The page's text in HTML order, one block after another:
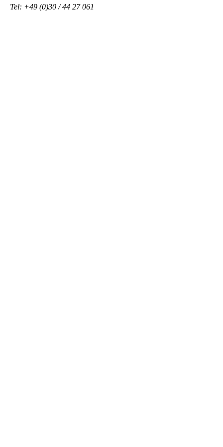
Tel: +49 (0)30 / 44 27 061